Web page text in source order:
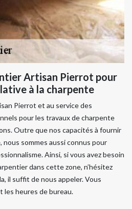
Artisan Pierrot pour
à la charpente
Pierrot et au service des
pour les travaux de charpente
Outre que nos capacités à fournir
sommes aussi connus pour
Ainsi, si vous avez besoin
dans cette zone, n’hésitez
il suffit de nous appeler. Vous
les heures de bureau.